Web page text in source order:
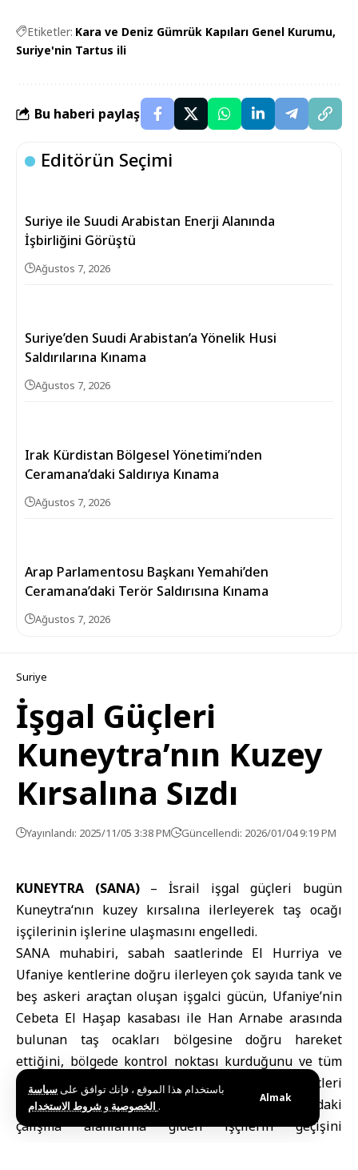
باستخدام هذا الموقع ، فإنك توافق علىسياسة
الخصوصية و .
Almak
Etiketler: Kara ve Deniz Gümrük Kapıları Genel Kurumu
Suriye'nin Tartus ili
Bu haberi paylaş
Editörün Seçimi
Suriye ile Suudi Arabistan Enerji Alanında
İşbirliğini Görüştü
Ağustos 7, 2026
Suriye’den Suudi Arabistan’a Yönelik Husi
Saldırılarına Kınama
Ağustos 7, 2026
Irak Kürdistan Bölgesel Yönetimi’nden
Ceramana’daki Saldırıya Kınama
Ağustos 7, 2026
Arap Parlamentosu Başkanı Yemahi’den
Ceramana’daki Terör Saldırısına Kınama
Ağustos 7, 2026
Suriye
İşgal Güçleri
Kuneytra’nın Kuzey
Kırsalına Sızdı
Yayınlandı: 2025/11/05 3:38 PM Güncellendi: 2026/01/04 9:19 PM
KUNEYTRA (SANA)–İsrail işgal güçleri bugün
Kuneytra‘nın kuzey kırsalına ilerleyerek taş ocağı
işçilerinin işlerine ulaşmasını engelledi.
SANA muhabiri, sabah saatlerinde El Hurriya ve
Ufaniye kentlerine doğru ilerleyen çok sayıda tank ve
beş askeri araçtan oluşan işgalci gücün, Ufaniye’nin
Cebeta El Haşap kasabası ile Han Arnabe arasında
bulunan taş ocakları bölgesine doğru hareket
ettiğini, bölgede kontrol noktası kurduğunu ve tüm
sahayı ve çevresini kapsayan denetim faaliyetleri
yürüttüğü bahanesiyle taş ocakları ve kırıcılardaki
çalışma alanlarına giden işçilerin geçişini